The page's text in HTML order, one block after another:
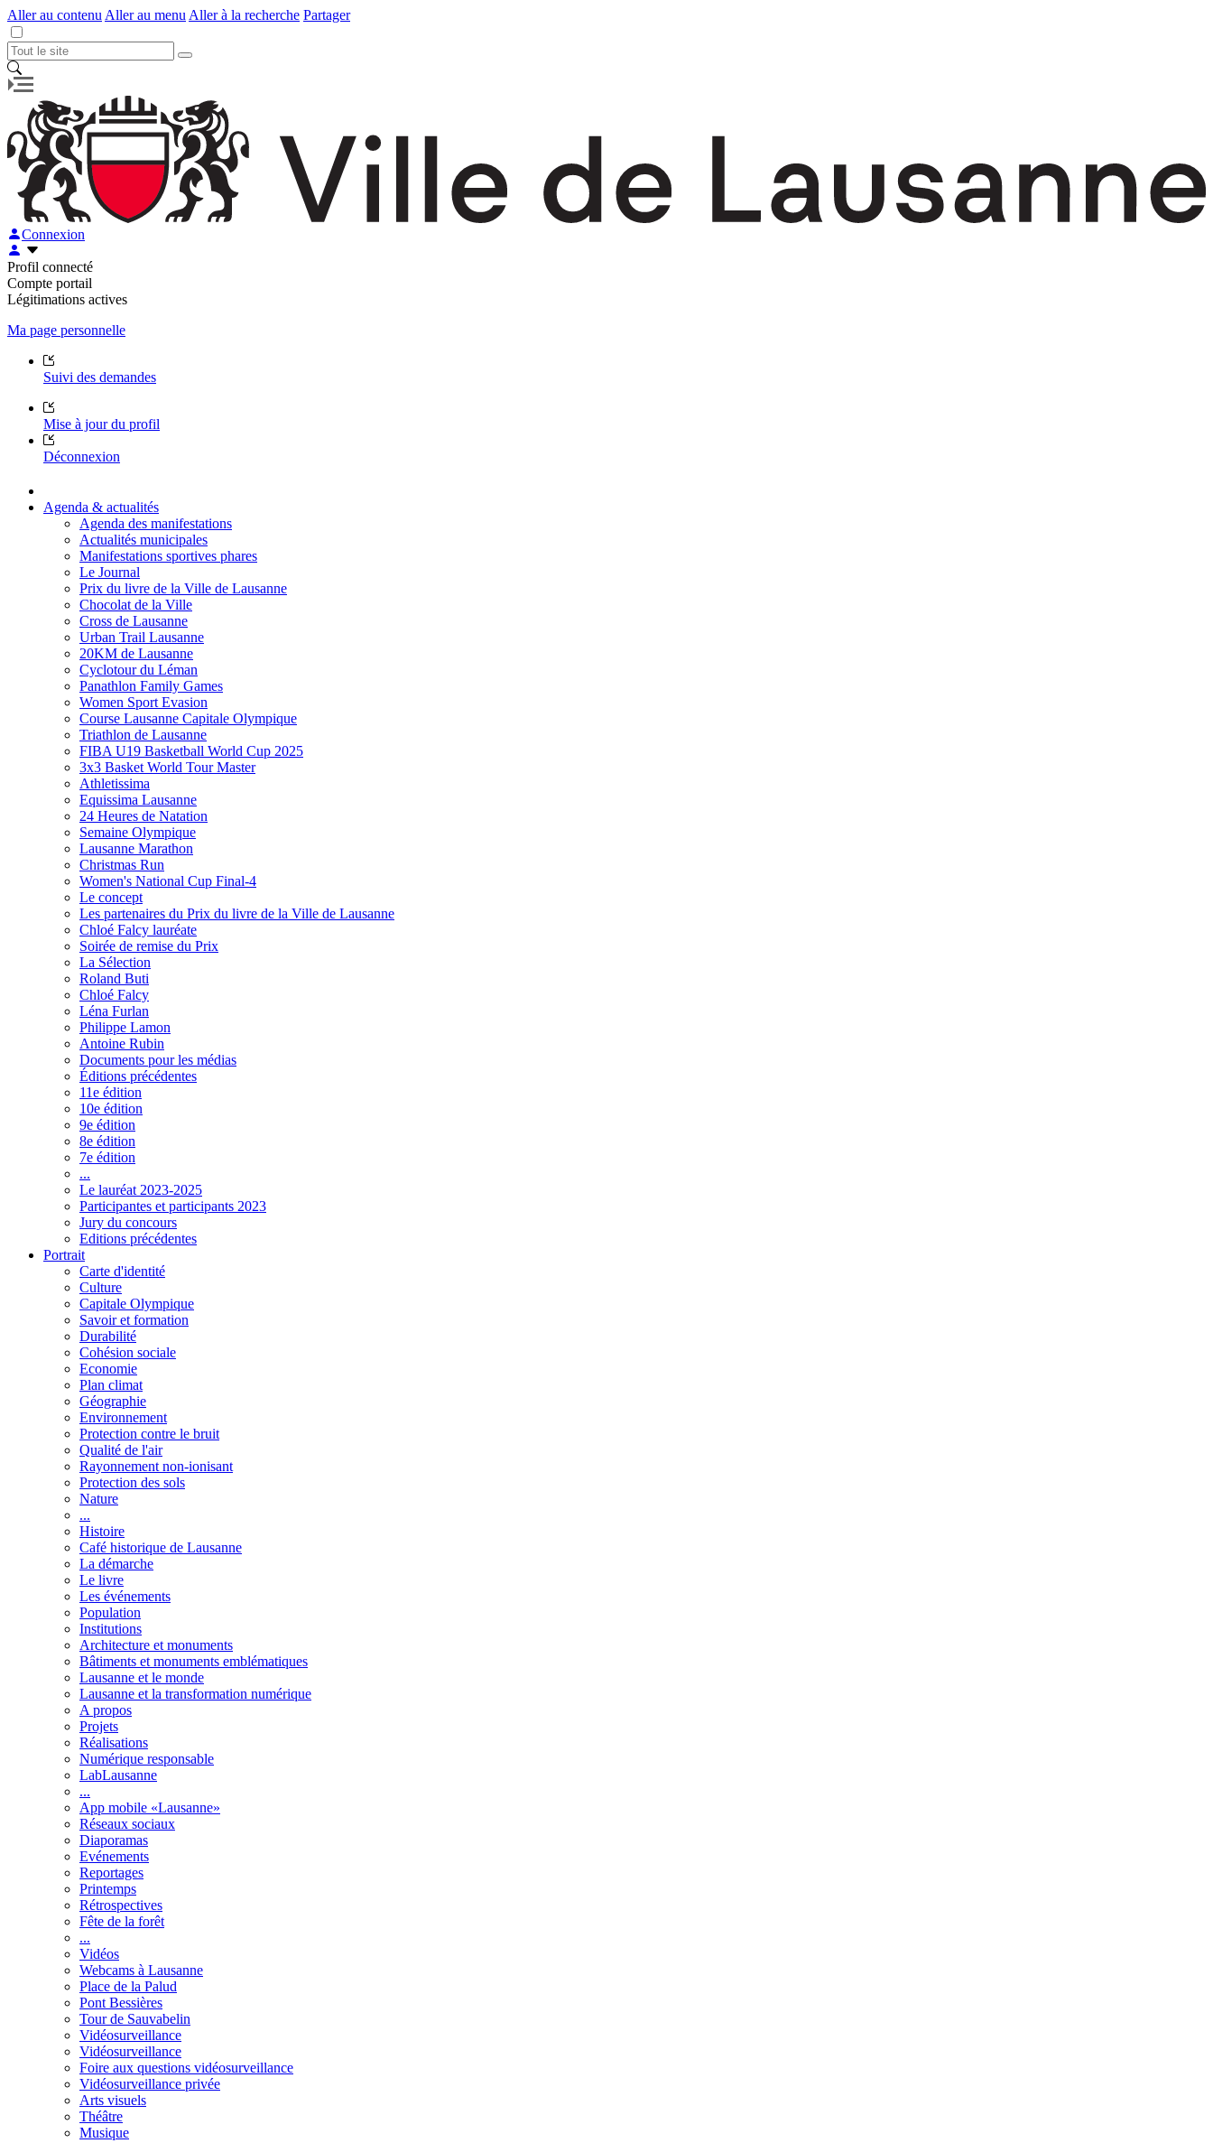
Aller au contenu Aller au menu Aller à la recherche Partager
Connexion
Profil connecté
Compte portail
Légitimations actives
Ma page personnelle
Suivi des demandes
Mise à jour du profil
Déconnexion
Agenda & actualités
Agenda des manifestations
Actualités municipales
Manifestations sportives phares
Le Journal
Prix du livre de la Ville de Lausanne
Chocolat de la Ville
Cross de Lausanne
Urban Trail Lausanne
20KM de Lausanne
Cyclotour du Léman
Panathlon Family Games
Women Sport Evasion
Course Lausanne Capitale Olympique
Triathlon de Lausanne
FIBA U19 Basketball World Cup 2025
3x3 Basket World Tour Master
Athletissima
Equissima Lausanne
24 Heures de Natation
Semaine Olympique
Lausanne Marathon
Christmas Run
Women's National Cup Final-4
Le concept
Les partenaires du Prix du livre de la Ville de Lausanne
Chloé Falcy lauréate
Soirée de remise du Prix
La Sélection
Roland Buti
Chloé Falcy
Léna Furlan
Philippe Lamon
Antoine Rubin
Documents pour les médias
Éditions précédentes
11e édition
10e édition
9e édition
8e édition
7e édition
...
Le lauréat 2023-2025
Participantes et participants 2023
Jury du concours
Editions précédentes
Portrait
Carte d'identité
Culture
Capitale Olympique
Savoir et formation
Durabilité
Cohésion sociale
Economie
Plan climat
Géographie
Environnement
Protection contre le bruit
Qualité de l'air
Rayonnement non-ionisant
Protection des sols
Nature
...
Histoire
Café historique de Lausanne
La démarche
Le livre
Les événements
Population
Institutions
Architecture et monuments
Bâtiments et monuments emblématiques
Lausanne et le monde
Lausanne et la transformation numérique
A propos
Projets
Réalisations
Numérique responsable
LabLausanne
...
App mobile «Lausanne»
Réseaux sociaux
Diaporamas
Evénements
Reportages
Printemps
Rétrospectives
Fête de la forêt
...
Vidéos
Webcams à Lausanne
Place de la Palud
Pont Bessières
Tour de Sauvabelin
Vidéosurveillance
Vidéosurveillance
Foire aux questions vidéosurveillance
Vidéosurveillance privée
Arts visuels
Théâtre
Musique